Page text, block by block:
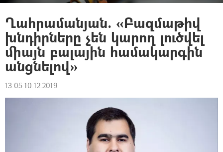
Ղահրամանյան. «Բազմաթիվ
խնդիրները չեն կարող լուծվել
միայն բալային համակարգին
անցնելով»
13:05 10.12.2019